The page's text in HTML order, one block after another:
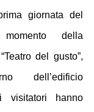
giornata del
della
del gusto”,
dell’edificio
visitatori hanno